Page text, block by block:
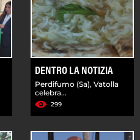
DENTRO LA NOTIZIA
Perdifumo (Sa), Vatolla
celebra...
299